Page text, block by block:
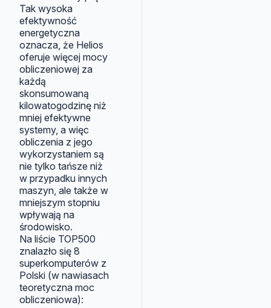
Tak wysoka
efektywność
energetyczna
oznacza, że Helios
oferuje więcej mocy
obliczeniowej za
każdą
skonsumowaną
kilowatogodzinę niż
mniej efektywne
systemy, a więc
obliczenia z jego
wykorzystaniem są
nie tylko tańsze niż
w przypadku innych
maszyn, ale także w
mniejszym stopniu
wpływają na
środowisko.
Na liście TOP500
znalazło się 8
superkomputerów z
Polski (w nawiasach
teoretyczna moc
obliczeniowa):